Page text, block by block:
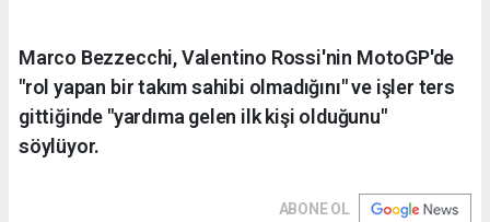
Marco Bezzecchi, Valentino Rossi'nin MotoGP'de
"rol yapan bir takım sahibi olmadığını" ve işler ters
gittiğinde "yardıma gelen ilk kişi olduğunu"
söylüyor.
ABONE OL